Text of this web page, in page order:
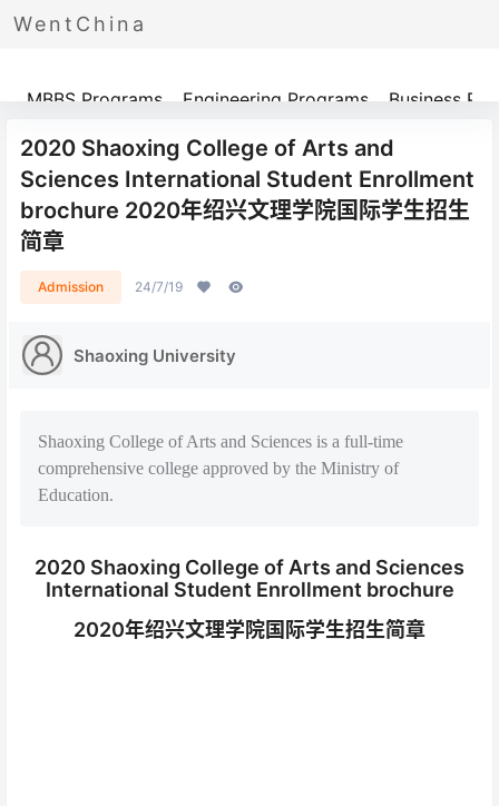
WentChina
Programs
MBBS Programs Engineering Programs Business
2020 Shaoxing College of Arts and
Sciences International Student Enrollment
brochure 2020年绍兴文理学院国际学生招生
简章
Admission 24/7/19
Shaoxing University
Shaoxing College of Arts and Sciences is a full-time
comprehensive college approved by the Ministry of
Education.
2020 Shaoxing College of Arts and Sciences
International Student Enrollment brochure
2020年绍兴文理学院国际学生招生简章